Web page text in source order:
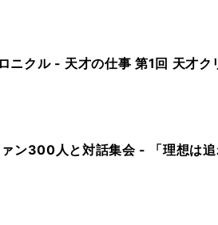
ニクル - 天才の仕事 第1回 天才ク
ン300人と対話集会 - 「理想は